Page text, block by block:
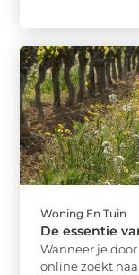
Woning En Tuin
De essentie
Wanneer je
online zoekt